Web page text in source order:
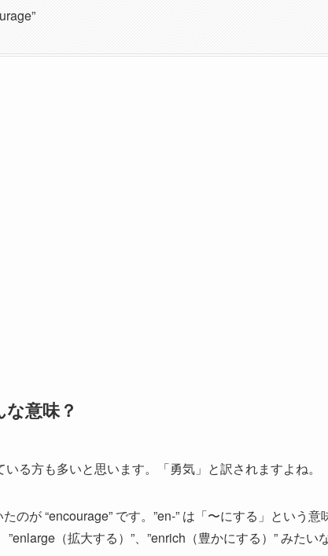
意味？
いる方も多いと思います。「勇気」と訳されますよね。
たのが “encourage” です。”en-” は「〜にする」という
（拡大する）”、”enrich（豊かにする）” みたい